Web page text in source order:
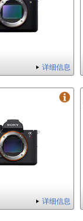
详细信息
详细信息